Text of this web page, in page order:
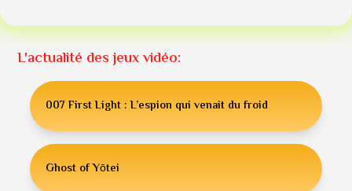
L'actualité des jeux vidéo:
007 First Light : L’espion qui venait du froid
Ghost of Yōtei